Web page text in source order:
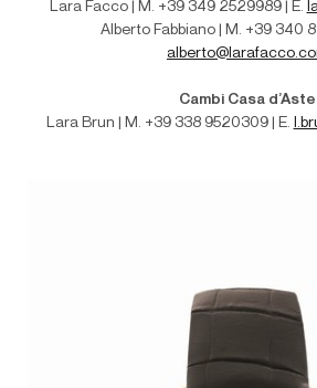
Lara Facco | M. +39 349 2529989 | E.
Alberto Fabbiano | M. +39 340
Cambi Casa d’Aste
Lara Brun | M . +39 338 9520309 | E.